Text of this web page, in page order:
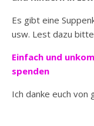
Es gibt eine
usw. Lest dazu
Einfach und
spenden
Ich danke euch von